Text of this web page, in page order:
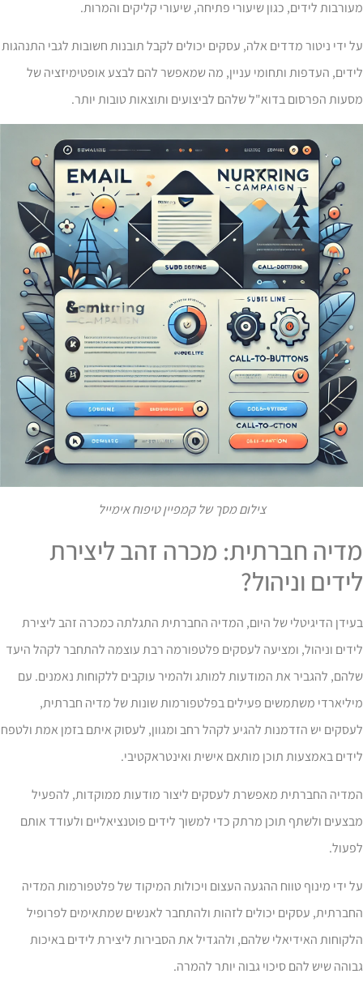
לידים, כגון שיעורי פתיחה, שיעורי קליקים והמרות.
ידי ניטור מדדים אלה, עסקים יכולים לקבל תובנות חשובות לגבי התנהגות
העדפות ותחומי עניין, מה שמאפשר להם לבצע אופטימיזציה של
הפרסום בדוא"ל שלהם לביצועים ותוצאות טובות יותר.
צילום מסך של קמפיין טיפוח אימייל
חברתית: מכרה זהב ליצירת
וניהול?
הדיגיטלי של היום, המדיה החברתית התגלתה כמכרה זהב ליצירת
וניהול, ומציעה לעסקים פלטפורמה רבת עוצמה להתחבר לקהל היעד
להגביר את המודעות למותג ולהמיר עוקבים ללקוחות נאמנים. עם
משתמשים פעילים בפלטפורמות שונות של מדיה חברתית,
יש הזדמנות להגיע לקהל רחב ומגוון, לעסוק איתם בזמן אמת ולטפח
באמצעות תוכן מותאם אישית ואינטראקטיבי.
החברתית מאפשרת לעסקים ליצור מודעות ממוקדות, להפעיל
ולשתף תוכן מרתק כדי למשוך לידים פוטנציאליים ולעודד אותם
ידי מינוף טווח ההגעה העצום ויכולות המיקוד של פלטפורמות המדיה
עסקים יכולים לזהות ולהתחבר לאנשים שמתאימים לפרופיל
האידיאלי שלהם, ולהגדיל את הסבירות ליצירת לידים באיכות
שיש להם סיכוי גבוה יותר להמרה.